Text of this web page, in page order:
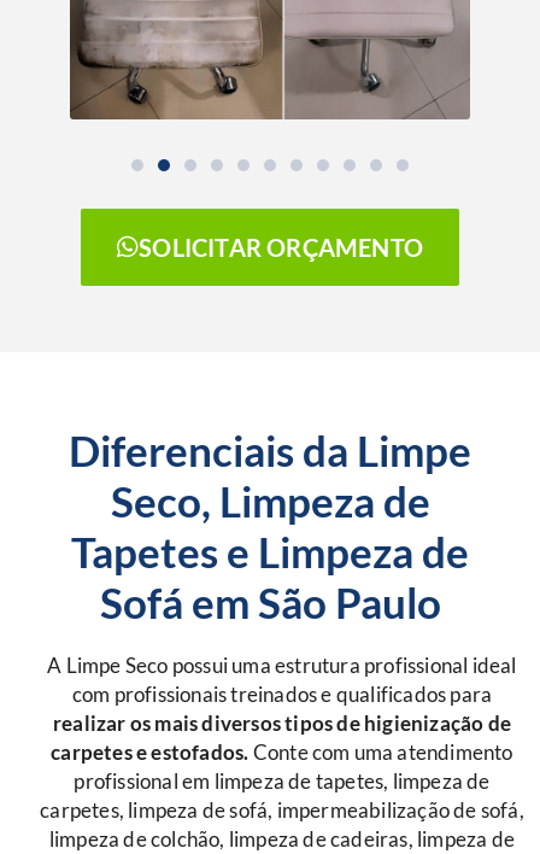
SOLICITAR ORÇAMENTO
Diferenciais da Limpe
Seco, Limpeza de
Tapetes e Limpeza de
Sofá em São Paulo
A Limpe Seco possui uma estrutura profissional ideal
com profissionais treinados e qualificados para
realizar os mais diversos tipos de higienização de
carpetes e estofados. Conte com uma atendimento
profissional em limpeza de tapetes, limpeza de
carpetes, limpeza de sofá, impermeabilização de sofá,
limpeza de colchão, limpeza de cadeiras, limpeza de